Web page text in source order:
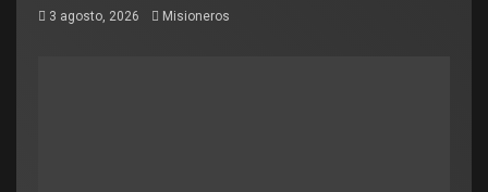
3 agosto, 2026 Misioneros